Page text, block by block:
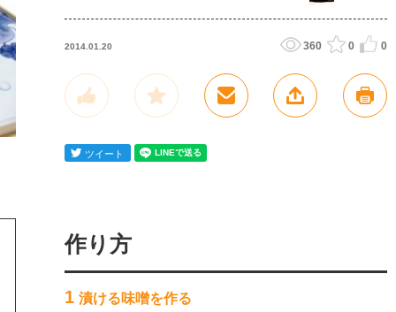
2014.01.20 360 0 0
作り方
1 漬ける味噌を作る